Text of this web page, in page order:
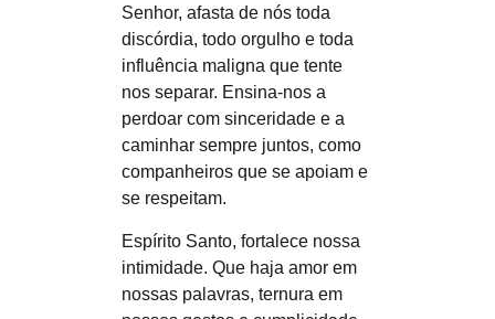
Senhor, afasta de nós toda
discórdia, todo orgulho e toda
influência maligna que tente
nos separar. Ensina-nos a
perdoar com sinceridade e a
caminhar sempre juntos, como
companheiros que se apoiam e
se respeitam.
Espírito Santo, fortalece nossa
intimidade. Que haja amor em
nossas palavras, ternura em